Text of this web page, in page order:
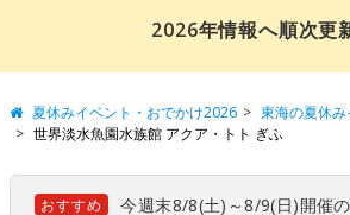
2026年情報へ順次更
夏休みイベント・おでかけ2026 東海の夏休
世界淡水魚園水族館 アクア・トト ぎふ
おすすめ 今週末8/8(土)～8/9(日)開催